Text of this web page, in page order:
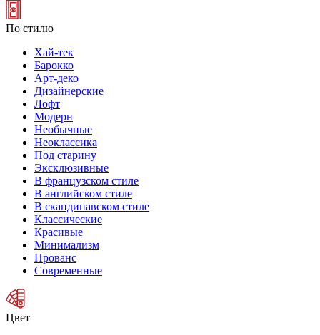
По стилю
Хай-тек
Барокко
Арт-деко
Дизайнерские
Лофт
Модерн
Необычные
Неоклассика
Под старину
Эксклюзивные
В французском стиле
В английском стиле
В скандинавском стиле
Классические
Красивые
Минимализм
Прованс
Современные
Цвет